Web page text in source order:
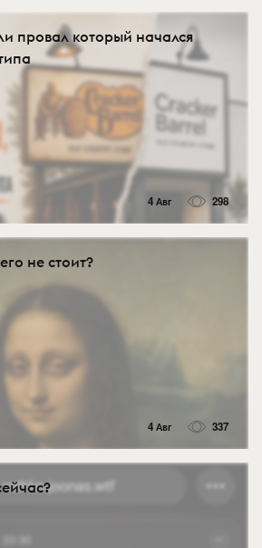
провал который начался
4 Авг 298
не стоит?
4 Авг 337